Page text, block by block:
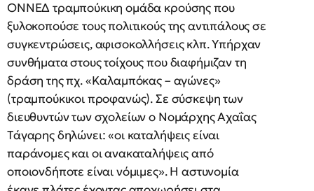
ONNEΔ τραμπούκικη ομάδα κρούσης που
ξυλοκοπούσε τους πολιτικούς της αντιπάλους σε
συγκεντρώσεις, αφισοκολλήσεις κλπ. Yπήρχαν
συνθήματα στους τοίχους που διαφήμιζαν τη
δράση της πχ. «Kαλαμπόκας – αγώνες»
(τραμπούκικοι προφανώς). Σε σύσκεψη των
διευθυντών των σχολείων ο Nομάρχης Aχαΐας
Tάγαρης δηλώνει: «οι καταλήψεις είναι
παράνομες και οι ανακαταλήψεις από
οποιονδήποτε είναι νόμιμες». H αστυνομία